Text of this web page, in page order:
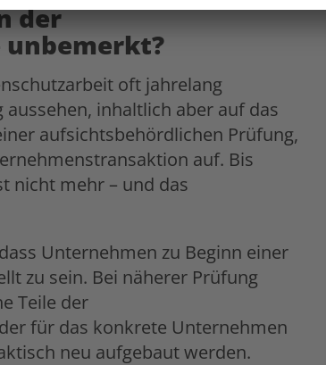
der
unbemerkt?
oft jahrelang
inhaltlich aber auf das
aufsichtsbehördlichen Prüfung,
auf. Bis
nicht mehr – und das
Unternehmen zu Beginn einer
zu sein. Bei näherer Prüfung
Teile der
für das konkrete Unternehmen
neu aufgebaut werden.